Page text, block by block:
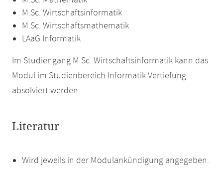
M.Sc. Wirtschaftsinformatik
M.Sc. Wirtschaftsmathematik
LAaG Informatik
Im Studiengang M.Sc. Wirtschaftsinformatik kann das
Modul im Studienbereich Informatik Vertiefung
absolviert werden.
Literatur
Wird jeweils in der Modulankündigung angegeben.